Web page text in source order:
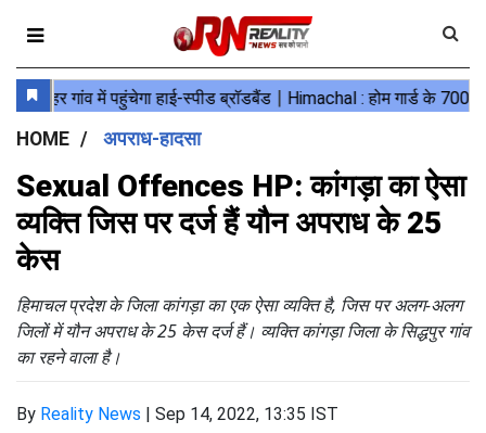
HOME अपराध-हादसा
Sexual Offences HP: कांगड़ा का ऐसा
व्यक्ति जिस पर दर्ज हैं यौन अपराध के 25
केस
हिमाचल प्रदेश के जिला कांगड़ा का एक ऐसा व्यक्ति है, जिस पर अलग-अलग
जिलों में यौन अपराध के 25 केस दर्ज हैं। व्यक्ति कांगड़ा जिला के सिद्धपुर गांव
का रहने वाला है।
By Reality News | Sep 14, 2022, 13:35 IST